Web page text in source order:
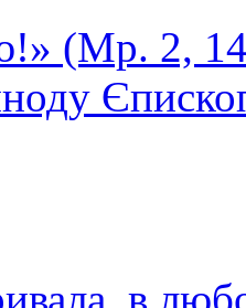
(Мр. 2,
в